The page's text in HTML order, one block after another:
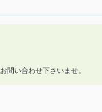
問い合わせ下さいませ。